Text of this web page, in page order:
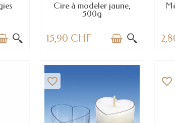
Cire à modeler jaune,
500g
15,90 CHF
favorite_border favorite_border